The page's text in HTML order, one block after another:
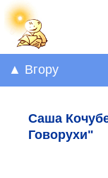
▲ Вгору
Саша
Говорухи"